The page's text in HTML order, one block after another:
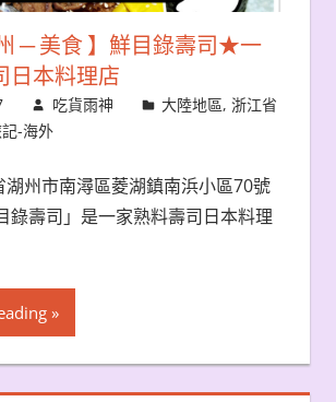
─ 美食 】鮮目錄壽司★一
日本料理店
吃貨雨神 大陸地區,浙江省
-海外
湖州市南潯區菱湖鎮南浜小區70號
錄壽司」是一家熟料壽司日本料理